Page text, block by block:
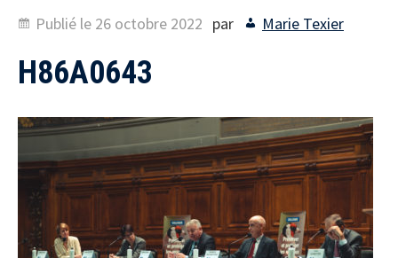
Publié le 26 octobre 2022 par Marie Texier
H86A0643